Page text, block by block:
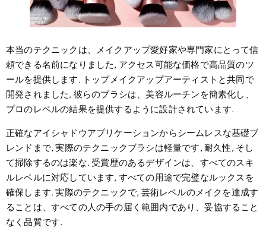
本当のテクニックは、メイクアップ愛好家や専門家にとって信
頼できる名前になりました, アクセス可能な価格で高品質のツ
ールを提供します. トップメイクアップアーティストと共同で
開発されました, 彼らのブラシは、美容ルーチンを簡素化し、
プロのレベルの結果を提供するように設計されています.
正確なアイシャドウアプリケーションからシームレスな基礎ブ
レンドまで, 実際のテクニックブラシは軽量です, 耐久性, そし
て掃除するのは楽な. 受賞歴のあるデザインは、すべてのスキ
ルレベルに対応しています, すべての用途で完璧なルックスを
確保します. 実際のテクニックで, 芸術レベルのメイクを達成す
ることは、すべての人の手の届く範囲内であり、妥協すること
なく品質です.